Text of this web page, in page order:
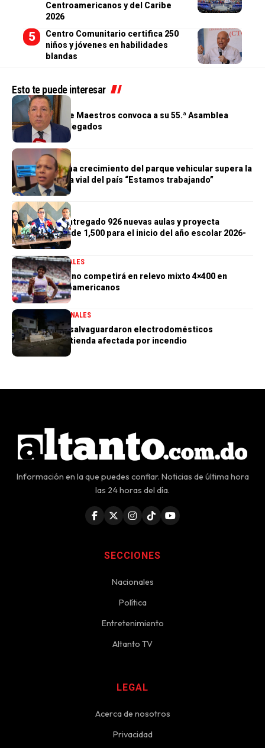
Centroamericanos y del Caribe
2026
Centro Comunitario certifica 250
niños y jóvenes en habilidades
blandas
Esto te puede interesar
GENERALES
Cooperativa de Maestros convoca a su 55.ª Asamblea
General de Delegados
GENERALES
Morrison afirma crecimiento del parque vehicular supera la
infraestructura vial del país “Estamos trabajando”
GENERALES
Gobierno ha entregado 926 nuevas aulas y proyecta
alcanzar meta de 1,500 para el inicio del año escolar 2026-
2027
DEPORTESGENERALES
Marileidy Paulino competirá en relevo mixto 4×400 en
Juegos Centroamericanos
GENERALES NACIONALES
PN aclara que salvaguardaron electrodomésticos
sustraídos de tienda afectada por incendio
Información en la que puedes confiar. Noticias de última hora
las 24 horas del día.
SECCIONES
Nacionales
Política
Entretenimiento
Altanto TV
LEGAL
Acerca de nosotros
Privacidad